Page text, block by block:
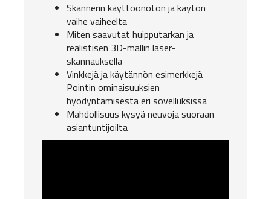
Skannerin käyttöönoton ja käytön
vaihe vaiheelta
Miten saavutat huipputarkan ja
realistisen 3D-mallin laser-
skannauksella
Vinkkejä ja käytännön esimerkkejä
Pointin ominaisuuksien
hyödyntämisestä eri sovelluksissa
Mahdollisuus kysyä neuvoja suoraan
asiantuntijoilta